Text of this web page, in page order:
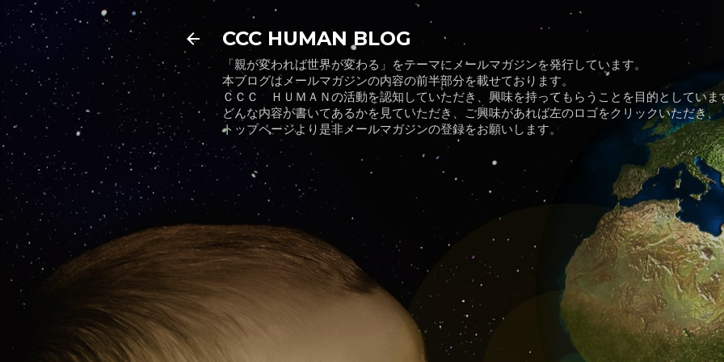
スキップしてメイン コンテンツに移動
CCC HUMAN BLOG
「親が変われば世界が変わる」をテーマにメールマガジンを発行しています。
本ブログはメールマガジンの内容の前半部分を載せております。
ＣＣＣ ＨＵＭＡＮの活動を認知していただき、興味を持ってもらうことを目的としていま
どんな内容が書いてあるかを見ていただき、ご興味があれば左のロゴをクリックいただき、
トップページより是非メールマガジンの登録をお願いします。